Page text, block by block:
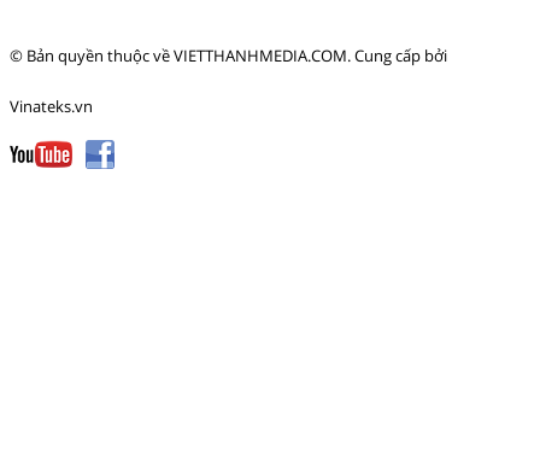
© Bản quyền thuộc vềVIETTHANHMEDIA.COM.Cung cấp bởi
Vinateks.vn